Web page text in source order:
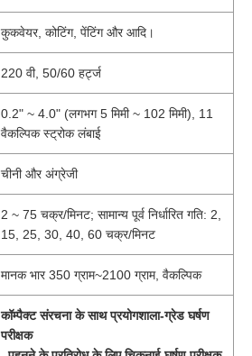
कुकवेयर, कोटिंग, पेंटिंग और आदि।
220 वी, 50/60 हर्ट्ज
0.2" ~ 4.0" (लगभग 5 मिमी ~ 102 मिमी), 11
वैकल्पिक स्ट्रोक लंबाई
चीनी और अंग्रेजी
2 ~ 75 चक्र/मिनट; सामान्य पूर्व निर्धारित गति: 2,
15, 25, 30, 40, 60 चक्र/मिनट
मानक भार 350 ग्राम~2100 ग्राम, वैकल्पिक
कॉम्पैक्ट संरचना के साथ प्रयोगशाला-ग्रेड घर्षण
परीक्षक